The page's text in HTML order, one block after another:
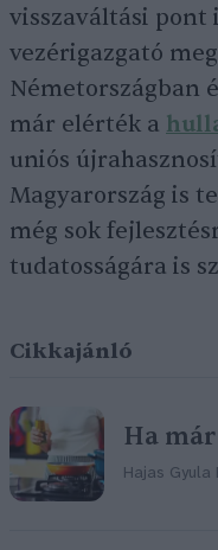
visszaváltási pont
vezérigazgató
Németországban
már elérték a
uniós
Magyarország is
még sok
tudatosságára is
Cikkajánló
Ha
Hajas Gyula